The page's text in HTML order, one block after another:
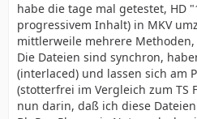
habe die tage mal getestet, HD
progressivem Inhalt) in MKV
mittlerweile mehrere
Die Dateien sind synchron,
(interlaced) und lassen sich am
(stotterfrei im Vergleich zum TS
nun darin, daß ich diese